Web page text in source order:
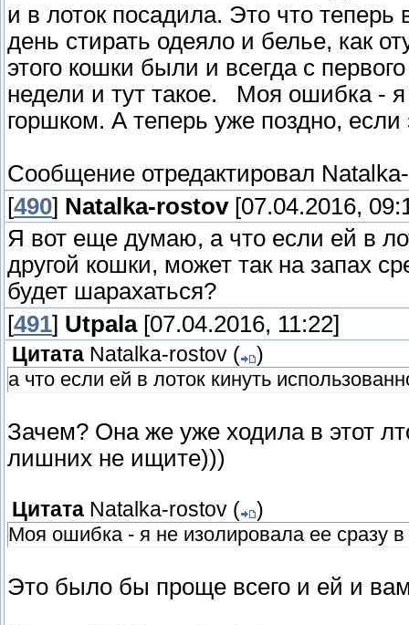
и в лоток посадила. Это что
день стирать одеяло и белье, как
этого кошки были и всегда с
недели и тут такое. Моя ошибка - я
горшком. А теперь уже поздно,
Сообщение отредактировал
[490] Natalka-rostov[07.04.2016,
Я вот еще думаю, а что если ей в
другой кошки, может так на запах
будет шарахаться?
[491] Utpala[07.04.2016, 11:22]
Цитата Natalka-rostov (
)
а что если ей в лоток кинуть
Зачем? Она же уже ходила в этот
лишних не ищите)))
Цитата Natalka-rostov (
)
Моя ошибка - я не изолировала ее сразу
Это было бы проще всего и ей и